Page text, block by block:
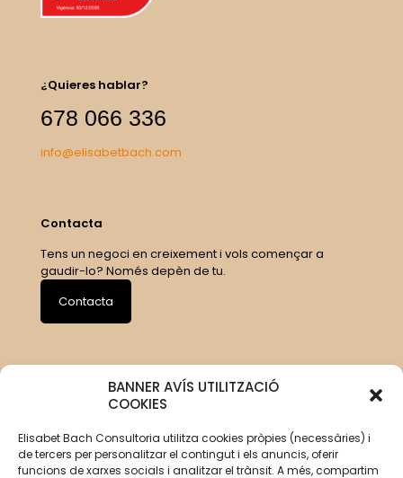
BANNER AVÍS UTILITZACIÓ
COOKIES
Elisabet Bach Consultoria utilitza cookies pròpies (necessàries) i
de tercers per personalitzar el contingut i els anuncis, oferir
funcions de xarxes socials i analitzar el trànsit. A més, compartim
¿Quieres hablar?
678 066 336
info@elisabetbach.com
Contacta
Tens un negoci en creixement i vols començar a
gaudir-lo? Només depèn de tu.
Contacta